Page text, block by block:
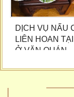
DỊCH VỤ NẤU
LIÊN HOAN
Ở VĂN QUÁN